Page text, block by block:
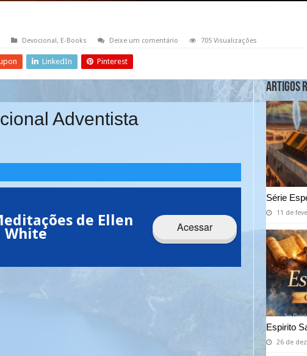
Devocional, E-Books Deixe um comentário 705 Visualizações
LinkedIn Pinterest
Artigos
Série
11 de
Espirito
26 de
Adventista
de Ellen
White Acessar